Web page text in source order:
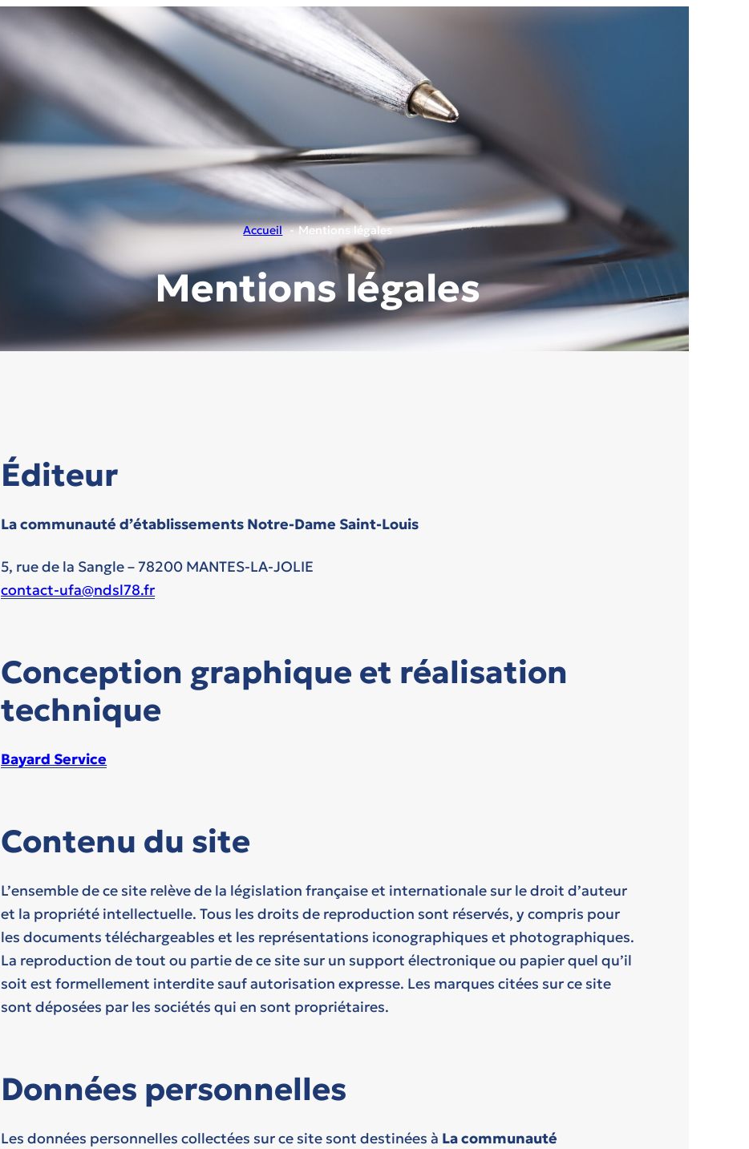
Accueil Mentions légales
Mentions légales
Éditeur
La communauté d’établissements Notre-Dame Saint-Louis
5, rue de la Sangle – 78200 MANTES-LA-JOLIE
contact-ufa@ndsl78.fr
Conception graphique et réalisation
technique
Bayard Service
Contenu du site
L’ensemble de ce site relève de la législation française et internationale sur le droit d’auteur
et la propriété intellectuelle. Tous les droits de reproduction sont réservés, y compris pour
les documents téléchargeables et les représentations iconographiques et photographiques.
La reproduction de tout ou partie de ce site sur un support électronique ou papier quel qu’il
soit est formellement interdite sauf autorisation expresse. Les marques citées sur ce site
sont déposées par les sociétés qui en sont propriétaires.
Données personnelles
Les données personnelles collectées sur ce site sont destinées à La communauté